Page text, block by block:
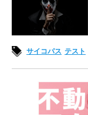
サイコパス テスト